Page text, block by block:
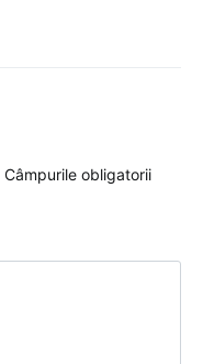
Câmpurile obligatorii